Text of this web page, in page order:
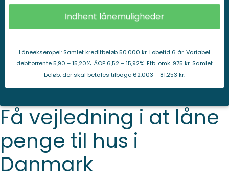
Indhent lånemuligheder
Låneeksempel: Samlet kreditbeløb 50.000 kr. Løbetid 6 år. Variabel
debitorrente 5,90 – 15,20%. ÅOP 6,52 – 15,92%. Etb. omk. 975 kr. Samlet
beløb, der skal betales tilbage 62.003 – 81.253 kr.
Få vejledning i at låne
penge til hus i
Danmark